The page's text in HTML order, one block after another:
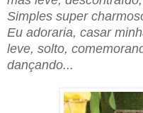
Simples super
Eu adoraria, casar
leve, solto,
dançando...